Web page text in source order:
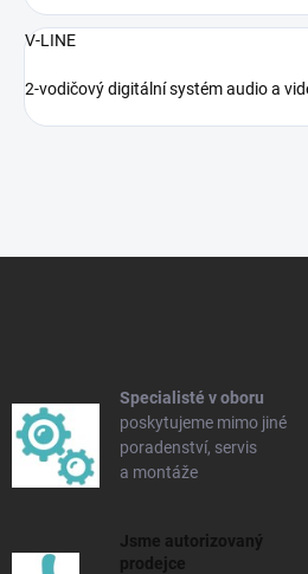
V-LINE
2-vodičový digitální systém audio a
Specialisté v oboru
poskytujeme mimo jiné
poradenství, servis
a montáže
Jsme autorizovaný
prodejce